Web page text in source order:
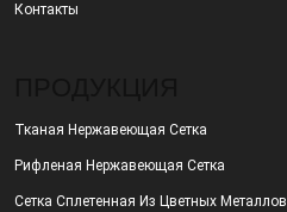
Контакты
Тканая Нержавеющая Сетка
Рифленая Нержавеющая Сетка
Сетка Сплетенная Из Цветных Металлов